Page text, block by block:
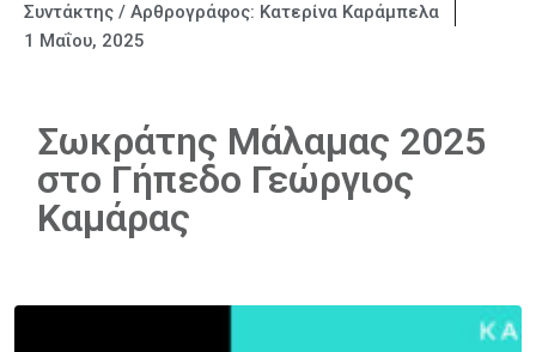
Συντάκτης / Αρθρογράφος: Κατερίνα Καράμπελα
1 Μαΐου, 2025
Σωκράτης Μάλαμας 2025
στο Γήπεδο Γεώργιος
Καμάρας